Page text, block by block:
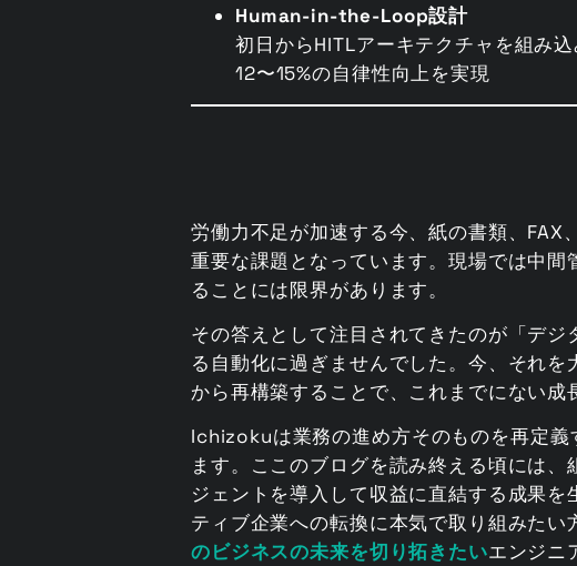
Human-in-the-Loop設計
初日からHITLアーキテクチャを組み
12〜15%の自律性向上を実現
労働力不足が加速する今、紙の書類、
重要な課題となっています。現場では中
ることには限界があります。
その答えとして注目されてきたのが「デ
る自動化に過ぎませんでした。今、それ
から再構築することで、これまでにない成
Ichizokuは業務の進め方そのものを再定義
ます。ここのブログを読み終える頃には
ジェントを導入して収益に直結する成果
ティブ企業への転換に本気で取り組みた
のビジネスの未来を切り拓きたいエンジニ